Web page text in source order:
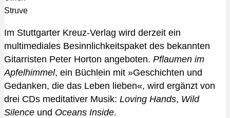
Im Stuttgarter Kreuz-Verlag wird derzeit ein
multimediales Besinnlichkeitspaket des bekannten
Gitarristen Peter Horton angeboten. Pflaumen im
Apfelhimmel, ein Büchlein mit »Geschichten und
Gedanken, die das Leben lieben«, wird ergänzt von
drei CDs meditativer Musik: Loving Hands, Wild
Silence und Oceans Inside.